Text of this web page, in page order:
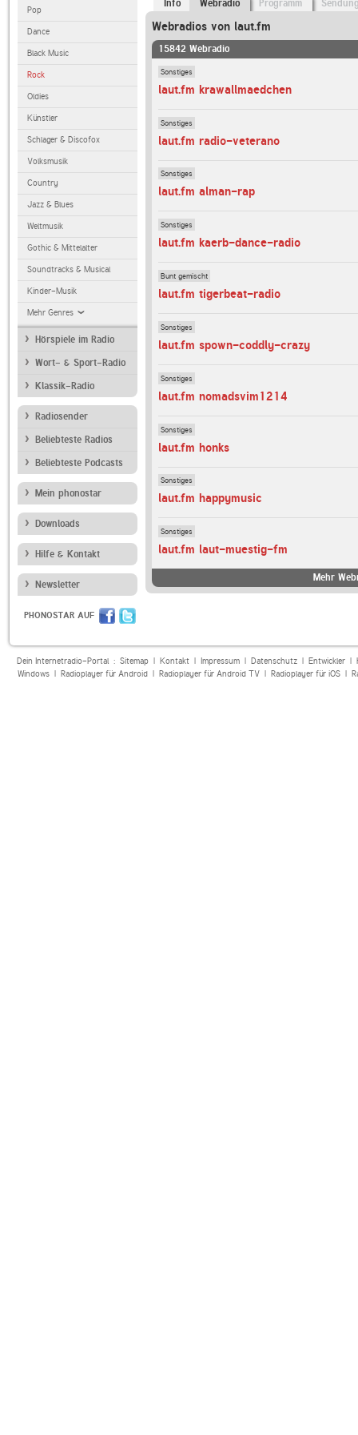
Pop
Dance
Black Music
Rock
Oldies
Künstler
Schlager & Discofox
Volksmusik
Country
Jazz & Blues
Weltmusik
Gothic & Mittelalter
Soundtracks & Musical
Kinder-Musik
Mehr Genres
Hörspiele im Radio
Wort- & Sport-Radio
Klassik-Radio
Radiosender
Beliebteste Radios
Beliebteste Podcasts
Mein phonostar
Downloads
Hilfe & Kontakt
Newsletter
PHONOSTAR AUF
Info Webradio Programm
Webradios von laut.fm
15842 Webradio
Sonstiges
laut.fm krawallmaedchen
Sonstiges
laut.fm radio-veterano
Sonstiges
laut.fm alman-rap
Sonstiges
laut.fm kaerb-dance-radio
Bunt gemischt
laut.fm tigerbeat-radio
Sonstiges
laut.fm spown-coddly-crazy
Sonstiges
laut.fm nomadsvim1214
Sonstiges
laut.fm honks
Sonstiges
laut.fm happymusic
Sonstiges
laut.fm laut-muestig-fm
Mehr
Dein Internetradio-Portal : Sitemap| Kontakt| Impressum| Datenschutz| Entwickler|
Windows| Radioplayer für Android| Radioplayer für Android TV| Radioplayer für iOS|